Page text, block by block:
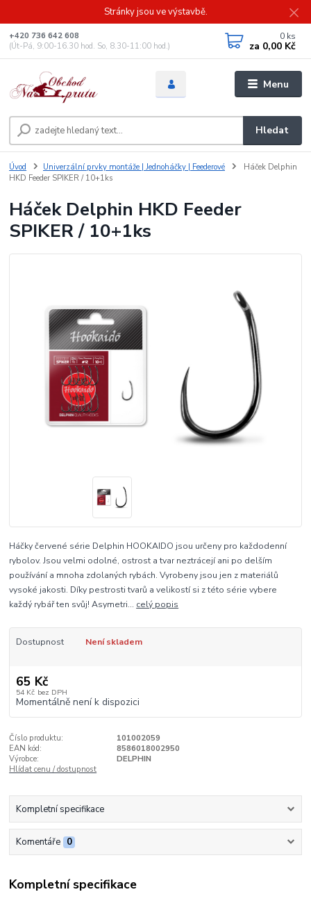
Stránky jsou ve výstavbě.
Menu
Hledat
+420 736 642 608
(Út-Pá, 9:00-16.30 hod. So, 8.30-11:00 hod.)
0 ks
za 0,00 Kč
Úvod Univerzální prvky montáže | Jednoháčky | Feederové
Háček Delphin
HKD Feeder SPIKER / 10+1ks
Háček Delphin HKD Feeder
SPIKER / 10+1ks
Háčky červené série Delphin HOOKAIDO jsou určeny pro každodenní
rybolov. Jsou velmi odolné, ostrost a tvar neztrácejí ani po delším
používání a mnoha zdolaných rybách. Vyrobeny jsou jen z materiálů
vysoké jakosti. Díky pestrosti tvarů a velikostí si z této série vybere
každý rybář ten svůj! Asymetri... celý popis
Dostupnost Není skladem
65 Kč
54 Kč bez DPH
Momentálně není k dispozici
Číslo produktu:
101002059
EAN kód:
8586018002950
Výrobce:
DELPHIN
Hlídat cenu / dostupnost
Kompletní specifikace
Komentáře 0
Kompletní specifikace